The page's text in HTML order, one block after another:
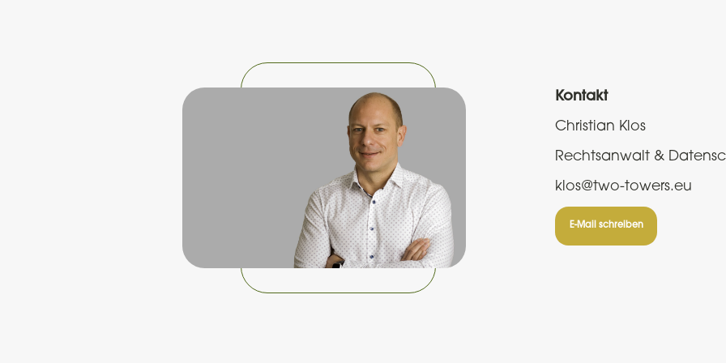
Kontakt
Christian Klos
Rechtsanwalt &
klos@two-towers.eu
E-Mail schreiben